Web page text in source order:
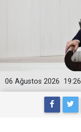
19:26
06 Ağustos 2026